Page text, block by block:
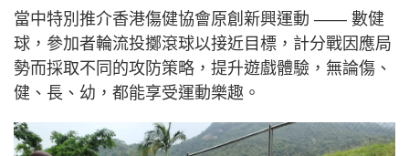
當中特別推介香港傷健協會原創新興運動 —— 數健
球，參加者輪流投擲滾球以接近目標，計分戰因應局
勢⽽採取不同的攻防策略，提升遊戲體驗，無論傷、
健、長、幼，都能享受運動樂趣。